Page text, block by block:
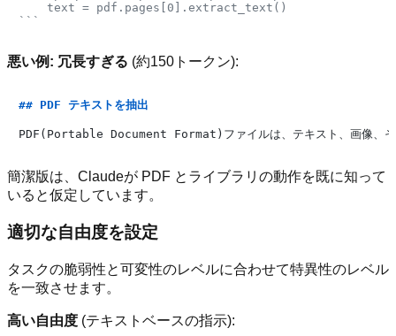
    text = pdf.pages[0].extract_text()
```
悪い例: 冗長すぎる (約150トークン):
## PDF テキストを抽出
簡潔版は、Claudeが PDF とライブラリの動作を既に知って
いると仮定しています。
適切な自由度を設定
タスクの脆弱性と可変性のレベルに合わせて特異性のレベル
を一致させます。
高い自由度 (テキストベースの指示):